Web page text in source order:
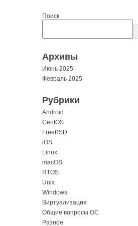
Поиск
Архивы
Июнь 2025
Февраль 2025
Рубрики
Android
CentOS
FreeBSD
iOS
Linux
macOS
RTOS
Unix
Windows
Виртуализация
Общие вопросы ОС
Разное